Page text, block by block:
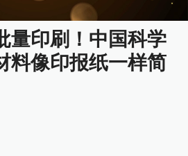
量印刷！中国科学
料像印报纸一样简